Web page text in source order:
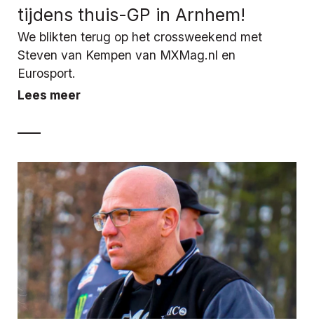
tijdens thuis-GP in Arnhem!
We blikten terug op het crossweekend met
Steven van Kempen van MXMag.nl en
Eurosport.
Lees meer